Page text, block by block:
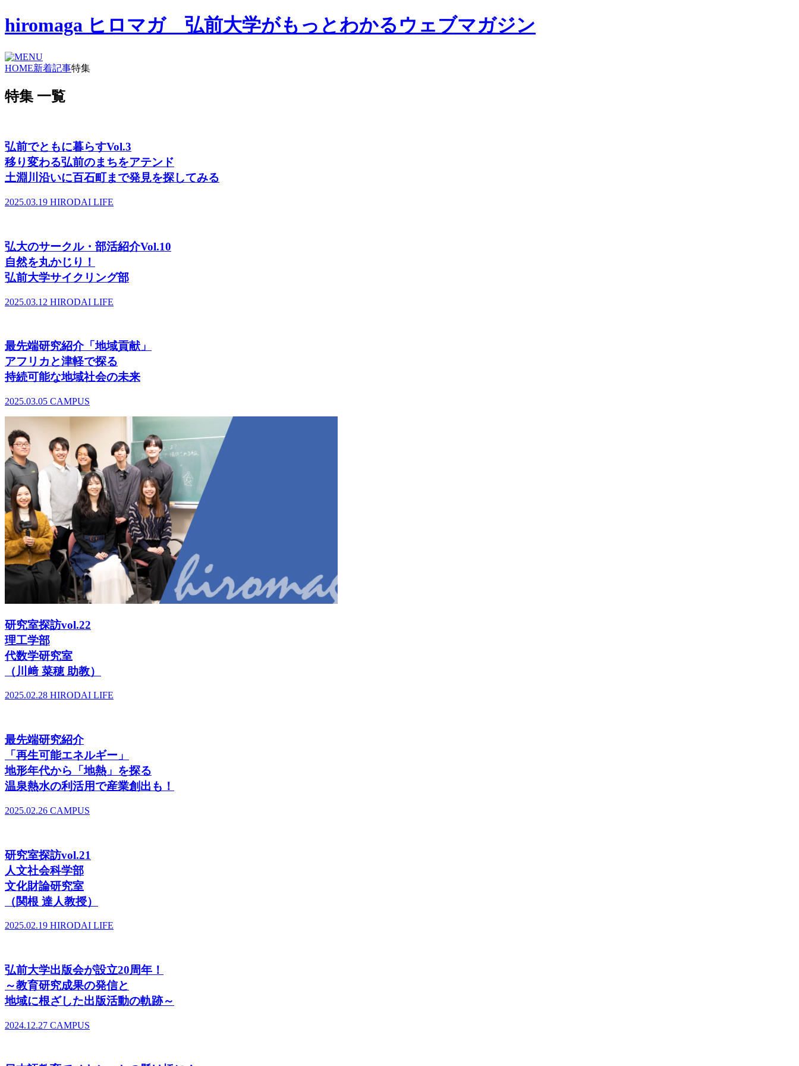
hiromaga ヒロマガ 弘前大学がもっとわかるウェブマガジン
HOME新着記事特集
特集 一覧
弘前でともに暮らすVol.3
移り変わる弘前のまちをアテンド
土淵川沿いに百石町まで発見を探してみる
2025.03.19 HIRODAI LIFE
弘大のサークル・部活紹介Vol.10
自然を丸かじり！
弘前大学サイクリング部
2025.03.12 HIRODAI LIFE
最先端研究紹介「地域貢献」
アフリカと津軽で探る
持続可能な地域社会の未来
2025.03.05 CAMPUS
研究室探訪vol.22
理工学部
代数学研究室
（川﨑 菜穂 助教）
2025.02.28 HIRODAI LIFE
最先端研究紹介
「再生可能エネルギー」
地形年代から「地熱」を探る
温泉熱水の利活用で産業創出も！
2025.02.26 CAMPUS
研究室探訪vol.21
人文社会科学部
文化財論研究室
（関根 達人教授）
2025.02.19 HIRODAI LIFE
弘前大学出版会が設立20周年！
～教育研究成果の発信と
地域に根ざした出版活動の軌跡～
2024.12.27 CAMPUS